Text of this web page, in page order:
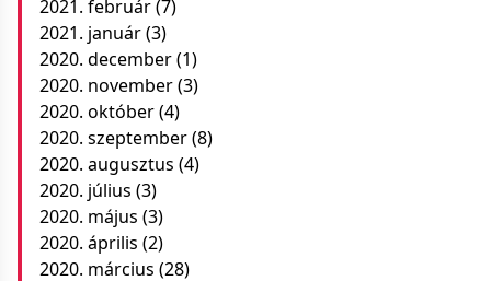
2021. február(7)
2021. január(3)
2020. december(1)
2020. november(3)
2020. október(4)
2020. szeptember(8)
2020. augusztus (4)
2020. július (3)
2020. május (3)
2020. április (2)
2020. március (28)